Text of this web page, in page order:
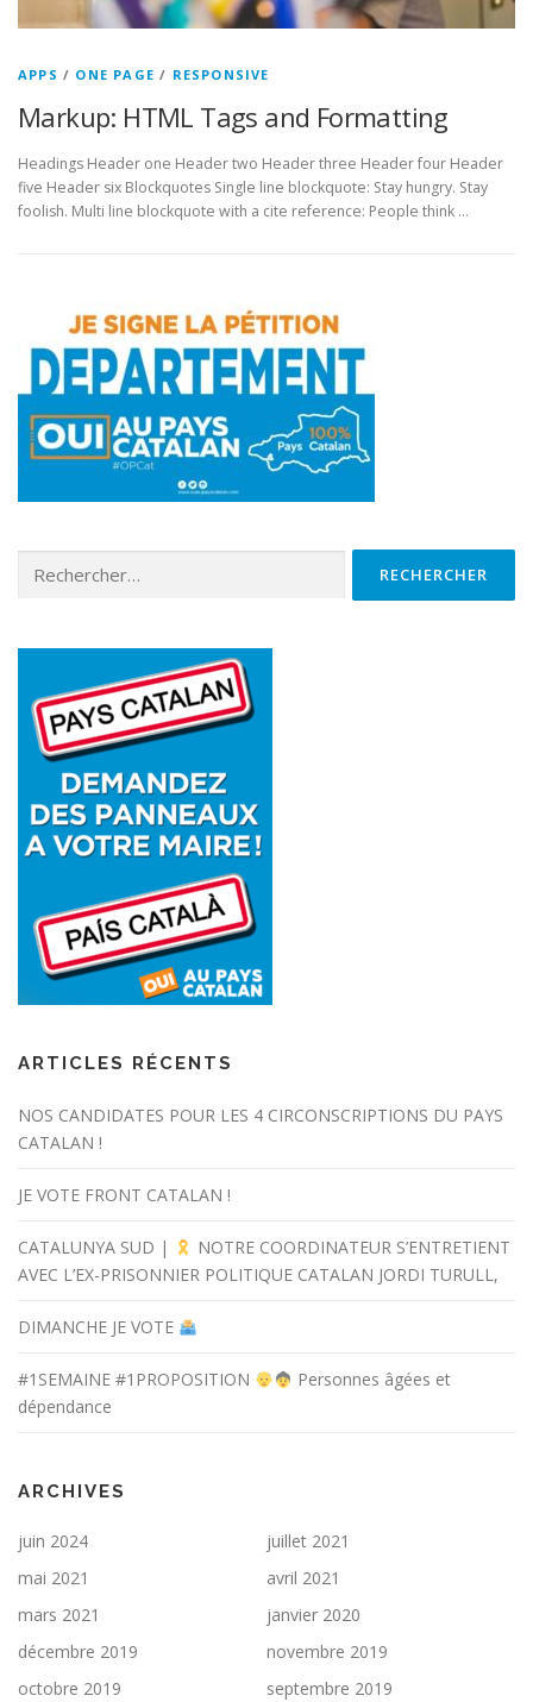
APPS / ONE PAGE / RESPONSIVE
Markup: HTML Tags and Formatting
Headings Header one Header two Header three Header four Header
five Header six Blockquotes Single line blockquote: Stay hungry. Stay
foolish. Multi line blockquote with a cite reference: People think …
ARTICLES RÉCENTS
NOS CANDIDATES POUR LES 4 CIRCONSCRIPTIONS DU PAYS
CATALAN !
JE VOTE FRONT CATALAN !
CATALUNYA SUD |
NOTRE COORDINATEUR S’ENTRETIENT
AVEC L’EX-PRISONNIER POLITIQUE CATALAN JORDI TURULL,
DIMANCHE JE VOTE
#1SEMAINE #1PROPOSITION
Personnes âgées et
dépendance
ARCHIVES
juin 2024
juillet 2021
mai 2021
avril 2021
mars 2021
janvier 2020
décembre 2019
novembre 2019
octobre 2019
septembre 2019